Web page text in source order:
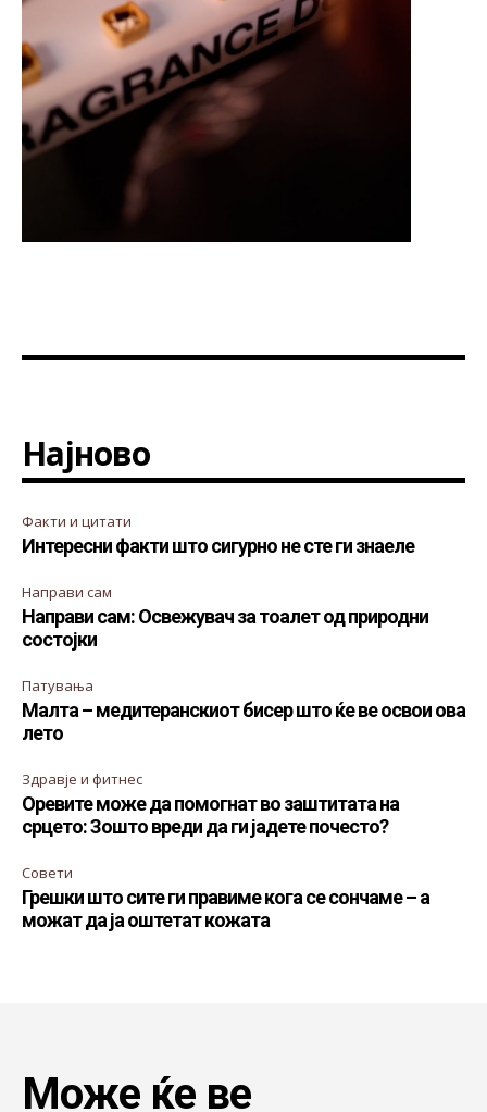
Најново
Факти и цитати
Интересни факти што сигурно не сте ги знаеле
Направи сам
Направи сам: Освежувач за тоалет од природни
состојки
Патувања
Малта – медитеранскиот бисер што ќе ве освои ова
лето
Здравје и фитнес
Оревите може да помогнат во заштитата на
срцето: Зошто вреди да ги јадете почесто?
Совети
Грешки што сите ги правиме кога се сончаме – а
можат да ја оштетат кожата
Може ќе ве